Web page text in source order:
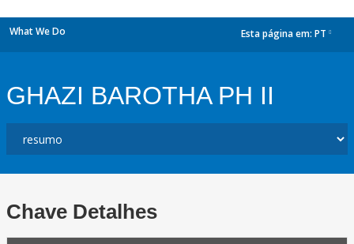
What We Do Esta página em: PT
GHAZI BAROTHA PH II
Chave Detalhes